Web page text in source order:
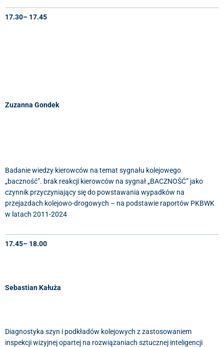
17.30– 17.45
Zuzanna Gondek
Badanie wiedzy kierowców na temat sygnału kolejowego
„baczność”. brak reakcji kierowców na sygnał „BACZNOŚĆ” jako
czynnik przyczyniający się do powstawania wypadków na
przejazdach kolejowo-drogowych – na podstawie raportów PKBWK
w latach 2011-2024
17.45– 18.00
Sebastian Kałuża
Diagnostyka szyn i podkładów kolejowych z zastosowaniem
inspekcji wizyjnej opartej na rozwiązaniach sztucznej inteligencji